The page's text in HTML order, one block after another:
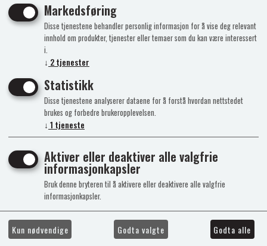
Markedsføring
Disse tjenestene behandler personlig informasjon for å vise deg relevant
innhold om produkter, tjenester eller temaer som du kan være interessert
i.
↓ 2tjenester
Statistikk
Disse tjenestene analyserer dataene for å forstå hvordan nettstedet
brukes og forbedre brukeropplevelsen.
↓ 1 tjeneste
Aktiver eller deaktiver alle valgfrie
informasjonkapsler
Bruk denne bryteren til å aktivere eller deaktivere alle valgfrie
informasjonkapsler.
Kun nødvendige Godta valgte Godta alle